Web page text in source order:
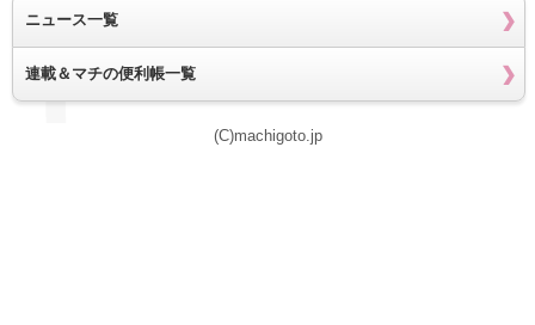
ニュース一覧
連載＆マチの便利帳一覧
(C)machigoto.jp